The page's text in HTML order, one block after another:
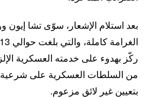
بعد استلام الإشعار، سوّى تشا إيون
ركّز بهدوء على خدمته العسكرية
من السلطات العسكرية على شرعية
بتعيين غير لائق مزعوم.